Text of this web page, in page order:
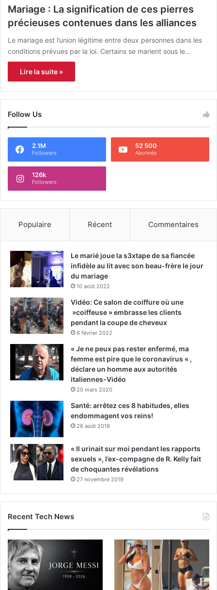
Mariage : La signification de ces pierres
précieuses contenues dans les alliances
Le mariage est l’union légitime entre deux personnes dans les
conditions prévues par la loi. Certains se marient sous le…
Lire la suite »
Follow Us
2.1M
Followers
52 500
Abonnés
126k
Followers
Populaire Récent Commentaires
Le marié joue la s3xtape de sa fiancée
infidèle au lit avec son beau-frère le jour
du mariage
10 août 2022
Vidéo: Ce salon de coiffure où une
»coiffeuse » embrasse les clients
pendant la coupe de cheveux
6 février 2022
« Je ne peux pas rester enfermé, ma
femme est pire que le coronavirus « ,
déclare un homme aux autorités
italiennes-Vidéo
20 mars 2020
Santé: arrêtez ces 8 habitudes, elles
endommagent vos reins!
26 août 2019
« Il urinait sur moi pendant les rapports
sexuels », l’ex-compagne de R. Kelly fait
de choquantes révélations
27 novembre 2019
Recent Tech News